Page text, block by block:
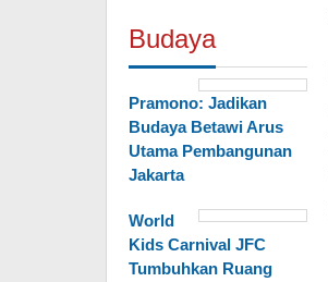
Budaya
Pramono: Jadikan
Budaya Betawi Arus
Utama Pembangunan
Jakarta
World
Kids Carnival JFC
Tumbuhkan Ruang